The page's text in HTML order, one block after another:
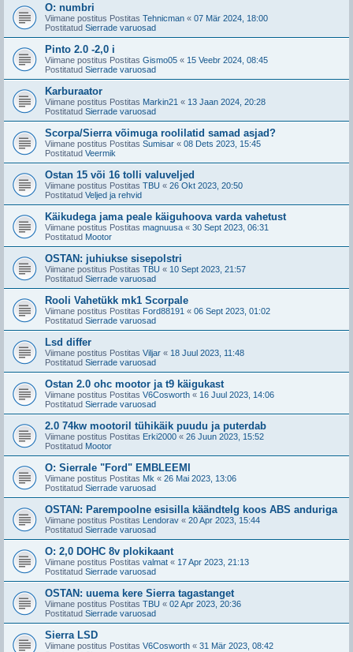
O: numbri
Viimane postitus Postitas Tehnicman « 07 Mär 2024, 18:00
Postitatud Sierrade varuosad
Pinto 2.0 -2,0 i
Viimane postitus Postitas Gismo05 « 15 Veebr 2024, 08:45
Postitatud Sierrade varuosad
Karburaator
Viimane postitus Postitas Markin21 « 13 Jaan 2024, 20:28
Postitatud Sierrade varuosad
Scorpa/Sierra võimuga roolilatid samad asjad?
Viimane postitus Postitas Sumisar « 08 Dets 2023, 15:45
Postitatud Veermik
Ostan 15 või 16 tolli valuveljed
Viimane postitus Postitas TBU « 26 Okt 2023, 20:50
Postitatud Veljed ja rehvid
Käikudega jama peale käiguhoova varda vahetust
Viimane postitus Postitas magnuusa « 30 Sept 2023, 06:31
Postitatud Mootor
OSTAN: juhiukse sisepolstri
Viimane postitus Postitas TBU « 10 Sept 2023, 21:57
Postitatud Sierrade varuosad
Rooli Vahetükk mk1 Scorpale
Viimane postitus Postitas Ford88191 « 06 Sept 2023, 01:02
Postitatud Sierrade varuosad
Lsd differ
Viimane postitus Postitas Viljar « 18 Juul 2023, 11:48
Postitatud Sierrade varuosad
Ostan 2.0 ohc mootor ja t9 käigukast
Viimane postitus Postitas V6Cosworth « 16 Juul 2023, 14:06
Postitatud Sierrade varuosad
2.0 74kw mootoril tühikäik puudu ja puterdab
Viimane postitus Postitas Erki2000 « 26 Juun 2023, 15:52
Postitatud Mootor
O: Sierrale "Ford" EMBLEEMI
Viimane postitus Postitas Mk « 26 Mai 2023, 13:06
Postitatud Sierrade varuosad
OSTAN: Parempoolne esisilla käändtelg koos ABS anduriga
Viimane postitus Postitas Lendorav « 20 Apr 2023, 15:44
Postitatud Sierrade varuosad
O: 2,0 DOHC 8v plokikaant
Viimane postitus Postitas valmat « 17 Apr 2023, 21:13
Postitatud Sierrade varuosad
OSTAN: uuema kere Sierra tagastanget
Viimane postitus Postitas TBU « 02 Apr 2023, 20:36
Postitatud Sierrade varuosad
Sierra LSD
Viimane postitus Postitas V6Cosworth « 31 Mär 2023, 08:42